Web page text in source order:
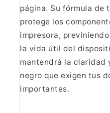
página. Su fórmula de
protege los
impresora,
la vida útil del
mantendrá la claridad
negro que exigen tus
importantes.